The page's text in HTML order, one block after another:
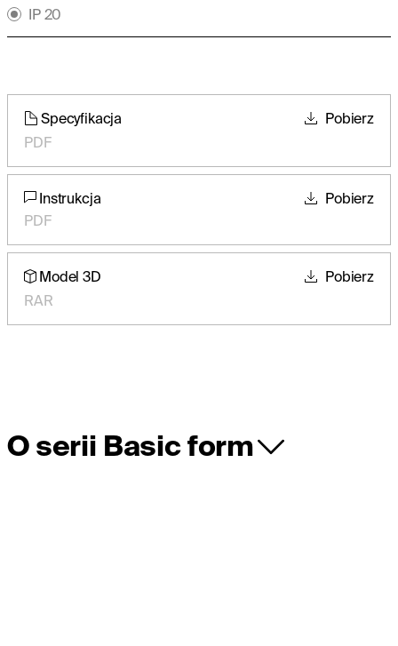
IP 20
Specyfikacja
PDF
Pobierz
Instrukcja
PDF
Pobierz
Model 3D
RAR
Pobierz
O serii Basic form